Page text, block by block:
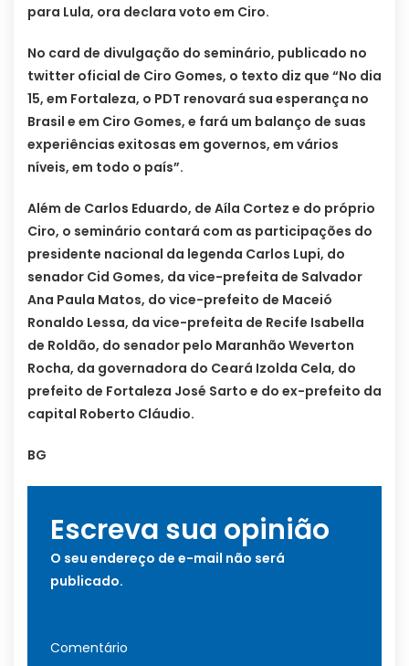
para Lula, ora declara voto em Ciro.
No card de divulgação do seminário, publicado no
twitter oficial de Ciro Gomes, o texto diz que “No dia
15, em Fortaleza, o PDT renovará sua esperança no
Brasil e em Ciro Gomes, e fará um balanço de suas
experiências exitosas em governos, em vários
níveis, em todo o país”.
Além de Carlos Eduardo, de Aíla Cortez e do próprio
Ciro, o seminário contará com as participações do
presidente nacional da legenda Carlos Lupi, do
senador Cid Gomes, da vice-prefeita de Salvador
Ana Paula Matos, do vice-prefeito de Maceió
Ronaldo Lessa, da vice-prefeita de Recife Isabella
de Roldão, do senador pelo Maranhão Weverton
Rocha, da governadora do Ceará Izolda Cela, do
prefeito de Fortaleza José Sarto e do ex-prefeito da
capital Roberto Cláudio.
BG
Escreva sua opinião
O seu endereço de e-mail não será
publicado.
Comentário